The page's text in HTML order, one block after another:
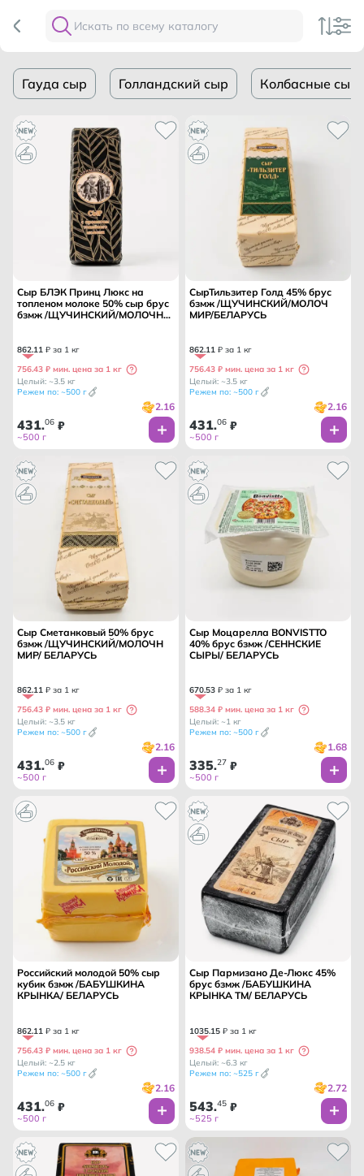
Гауда сыр Голландский сыр Колбасные
Сыр БЛЭК Принц Люкс на
топленом молоке 50% сыр брус
бзмж /ЩУЧИНСКИЙ/МОЛОЧН
862.11 ₽ за 1 кг
756.43 ₽ мин. цена за 1 кг
Целый: ~3.5 кг
Режем по: ~500 г
2.16
431.06 ₽
~500 г
СырТильзитер Голд 45% брус
бзмж /ЩУЧИНСКИЙ/МОЛОЧ
МИР/БЕЛАРУСЬ
862.11 ₽ за 1 кг
756.43 ₽ мин. цена за 1 кг
Целый: ~3.5 кг
Режем по: ~500 г
2.16
431.06 ₽
~500 г
Сыр Сметанковый 50% брус
бзмж /ЩУЧИНСКИЙ/МОЛОЧН
МИР/ БЕЛАРУСЬ
862.11 ₽ за 1 кг
756.43 ₽ мин. цена за 1 кг
Целый: ~3.5 кг
Режем по: ~500 г
2.16
431.06 ₽
~500 г
Сыр Моцарелла BONVISTTO
40% брус бзмж /СЕННСКИЕ
СЫРЫ/ БЕЛАРУСЬ
670.53 ₽ за 1 кг
588.34 ₽ мин. цена за 1 кг
Целый: ~1 кг
Режем по: ~500 г
1.68
335.27 ₽
~500 г
Российский молодой 50% сыр
кубик бзмж /БАБУШКИНА
КРЫНКА/ БЕЛАРУСЬ
862.11 ₽ за 1 кг
756.43 ₽ мин. цена за 1 кг
Целый: ~2.5 кг
Режем по: ~500 г
2.16
431.06 ₽
~500 г
Сыр Пармизано Де-Люкс 45%
брус бзмж /БАБУШКИНА
КРЫНКА ТМ/ БЕЛАРУСЬ
1035.15 ₽ за 1 кг
938.54 ₽ мин. цена за 1 кг
Целый: ~6.3 кг
Режем по: ~525 г
2.72
543.45 ₽
~525 г